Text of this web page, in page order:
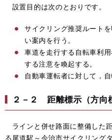
設置目的は次のとおりです。
サイクリング推奨ルート
い案内を行う。
車道を走行する自転車利
する注意を喚起する。
自動車運転者に対して，
２－２ 距離標示（方向
ラインと併せ路面に整備した
る尾道駅～今治市サイクリング